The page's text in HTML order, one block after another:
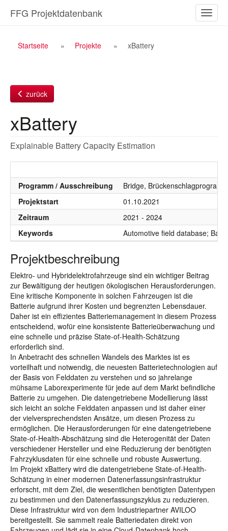
Inhalt
ein-/
FFG Projektdatenbank
Breadcrumb
Startseite Projekte xBattery
zurück
xBattery
Explainable Battery Capacity Estimation
Programm / Ausschreibung
Bridge,
Projektstart
01.10.2021
Zeitraum
2021 - 2024
Keywords
Automotive field database;
Projektbeschreibung
Elektro- und Hybridelektrofahrzeuge sind ein wichtiger Beitrag
zur Bewältigung der heutigen ökologischen Herausforderungen.
Eine kritische Komponente in solchen Fahrzeugen ist die
Batterie aufgrund ihrer Kosten und begrenzten Lebensdauer.
Daher ist ein effizientes Batteriemanagement in diesem Prozess
entscheidend, wofür eine konsistente Batterieüberwachung und
eine schnelle und präzise State-of-Health-Schätzung
erforderlich sind.
In Anbetracht des schnellen Wandels des Marktes ist es
vorteilhaft und notwendig, die neuesten Batterietechnologien auf
der Basis von Felddaten zu verstehen und so jahrelange
mühsame Laborexperimente für jede auf dem Markt befindliche
Batterie zu umgehen. Die datengetriebene Modellierung lässt
sich leicht an solche Felddaten anpassen und ist daher einer
der vielversprechendsten Ansätze, um diesen Prozess zu
ermöglichen. Die Herausforderungen für eine datengetriebene
State-of-Health-Abschätzung sind die Heterogenität der Daten
verschiedener Hersteller und eine Reduzierung der benötigten
Fahrzyklusdaten für eine schnelle und robuste Auswertung.
Im Projekt xBattery wird die datengetriebene State-of-Health-
Schätzung in einer modernen Datenerfassungsinfrastruktur
erforscht, mit dem Ziel, die wesentlichen benötigten Datentypen
zu bestimmen und den Datenerfassungszyklus zu reduzieren.
Diese Infrastruktur wird von dem Industriepartner AVILOO
bereitgestellt. Sie sammelt reale Batteriedaten direkt von